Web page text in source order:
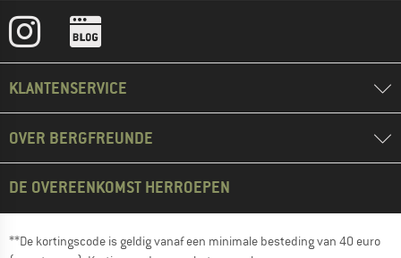
KLANTENSERVICE
OVER BERGFREUNDE
DE OVEREENKOMST HERROEPEN
**De kortingscode is geldig vanaf een minimale besteding van 40 euro